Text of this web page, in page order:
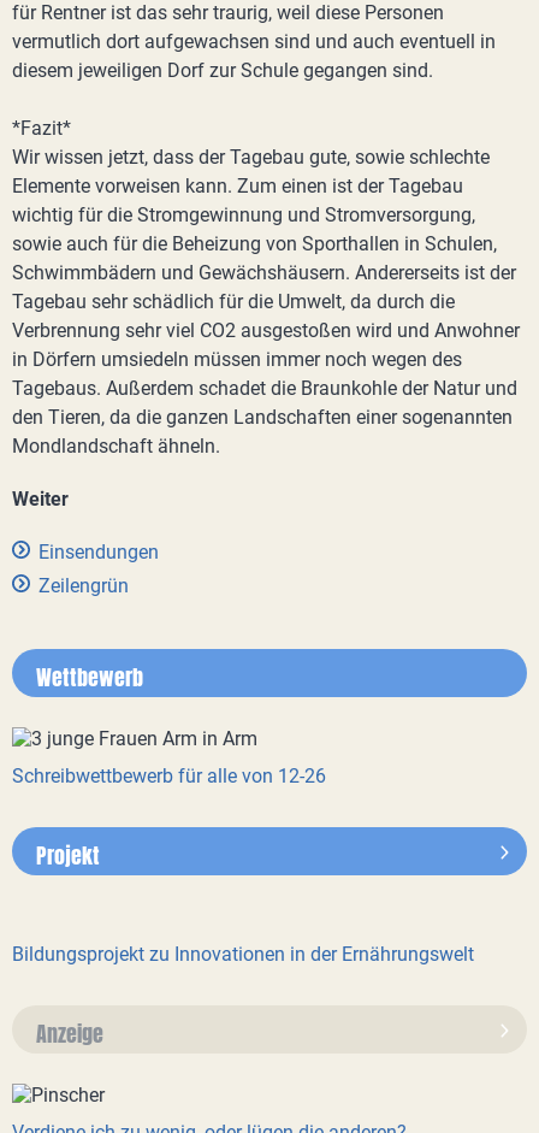
für Rentner ist das sehr traurig, weil diese Personen
vermutlich dort aufgewachsen sind und auch eventuell in
diesem jeweiligen Dorf zur Schule gegangen sind.
*Fazit*
Wir wissen jetzt, dass der Tagebau gute, sowie schlechte
Elemente vorweisen kann. Zum einen ist der Tagebau
wichtig für die Stromgewinnung und Stromversorgung,
sowie auch für die Beheizung von Sporthallen in Schulen,
Schwimmbädern und Gewächshäusern. Andererseits ist der
Tagebau sehr schädlich für die Umwelt, da durch die
Verbrennung sehr viel CO2 ausgestoßen wird und Anwohner
in Dörfern umsiedeln müssen immer noch wegen des
Tagebaus. Außerdem schadet die Braunkohle der Natur und
den Tieren, da die ganzen Landschaften einer sogenannten
Mondlandschaft ähneln.
Weiter
Einsendungen
Zeilengrün
Wettbewerb
Schreibwettbewerb für alle von 12-26
Projekt
Bildungsprojekt zu Innovationen in der Ernährungswelt
Anzeige